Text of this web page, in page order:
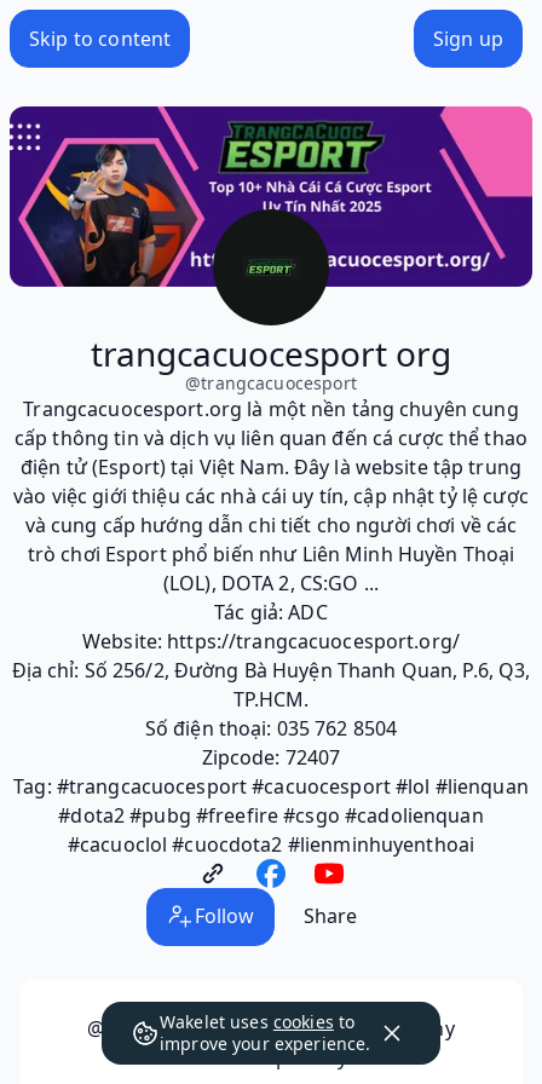
Skip to content Sign up
trangcacuocesport org
@trangcacuocesport
Trangcacuocesport.org là một nền tảng chuyên cung
cấp thông tin và dịch vụ liên quan đến cá cược thể thao
điện tử (Esport) tại Việt Nam. Đây là website tập trung
vào việc giới thiệu các nhà cái uy tín, cập nhật tỷ lệ cược
và cung cấp hướng dẫn chi tiết cho người chơi về các
trò chơi Esport phổ biến như Liên Minh Huyền Thoại
(LOL), DOTA 2, CS:GO ...
Tác giả: ADC
Website: https://trangcacuocesport.org/
Địa chỉ: Số 256/2, Đường Bà Huyện Thanh Quan, P.6, Q3,
TP.HCM.
Số điện thoại: 035 762 8504
Zipcode: 72407
Tag: #trangcacuocesport #cacuocesport #lol #lienquan
#dota2 #pubg #freefire #csgo #cadolienquan
#cacuoclol #cuocdota2 #lienminhuyenthoai
Follow Share
@trangcacuocesporthas not made any
collections public yet.
Wakelet uses cookies to
improve your experience.